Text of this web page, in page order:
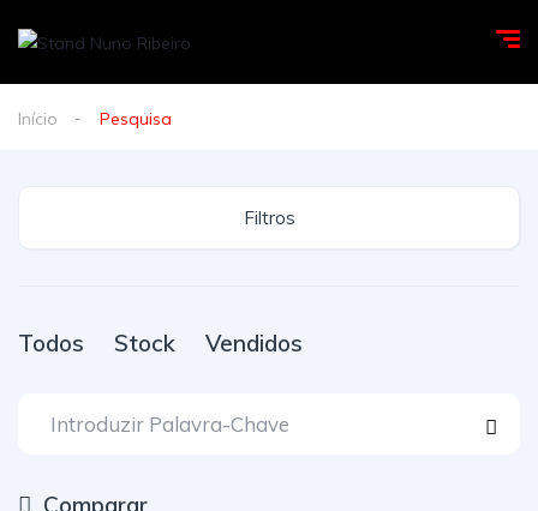
Início Pesquisa
Filtros
Todos Stock Vendidos
Comparar